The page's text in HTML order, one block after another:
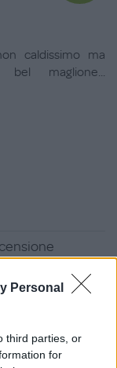
Personal
third parties, or
for
caldissimo ma
maglione...